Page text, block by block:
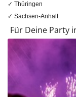
✓ Thüringen
✓ Sachsen-Anhalt
Für Deine Party